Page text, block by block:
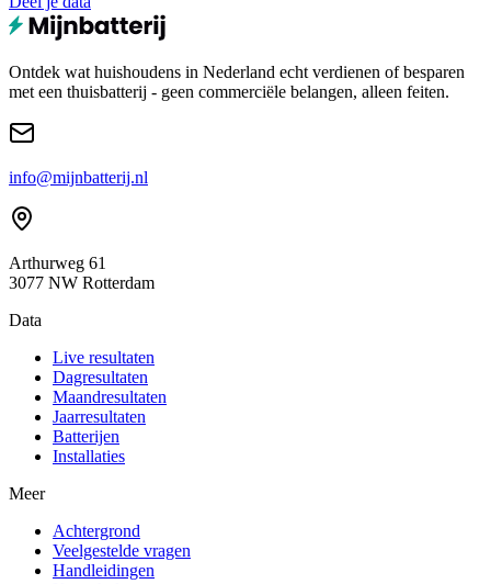
Ontdek wat huishoudens in Nederland echt verdienen of besparen
met een thuisbatterij - geen commerciële belangen, alleen feiten.
info@mijnbatterij.nl
Arthurweg 61
3077 NW Rotterdam
Data
Live resultaten
Dagresultaten
Maandresultaten
Jaarresultaten
Batterijen
Installaties
Meer
Achtergrond
Veelgestelde vragen
Handleidingen